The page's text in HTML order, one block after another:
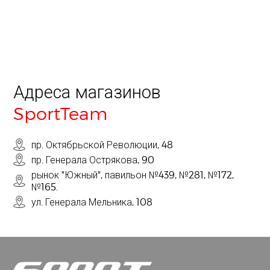
Адреса магазинов
SportTeam
пр. Октябрьской Революции, 48
пр. Генерала Острякова, 90
рынок "Южный", павильон №439, №281, №172,
№165.
ул. Генерала Мельника, 108